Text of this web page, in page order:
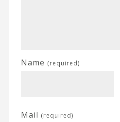
Name (required)
Mail (required)